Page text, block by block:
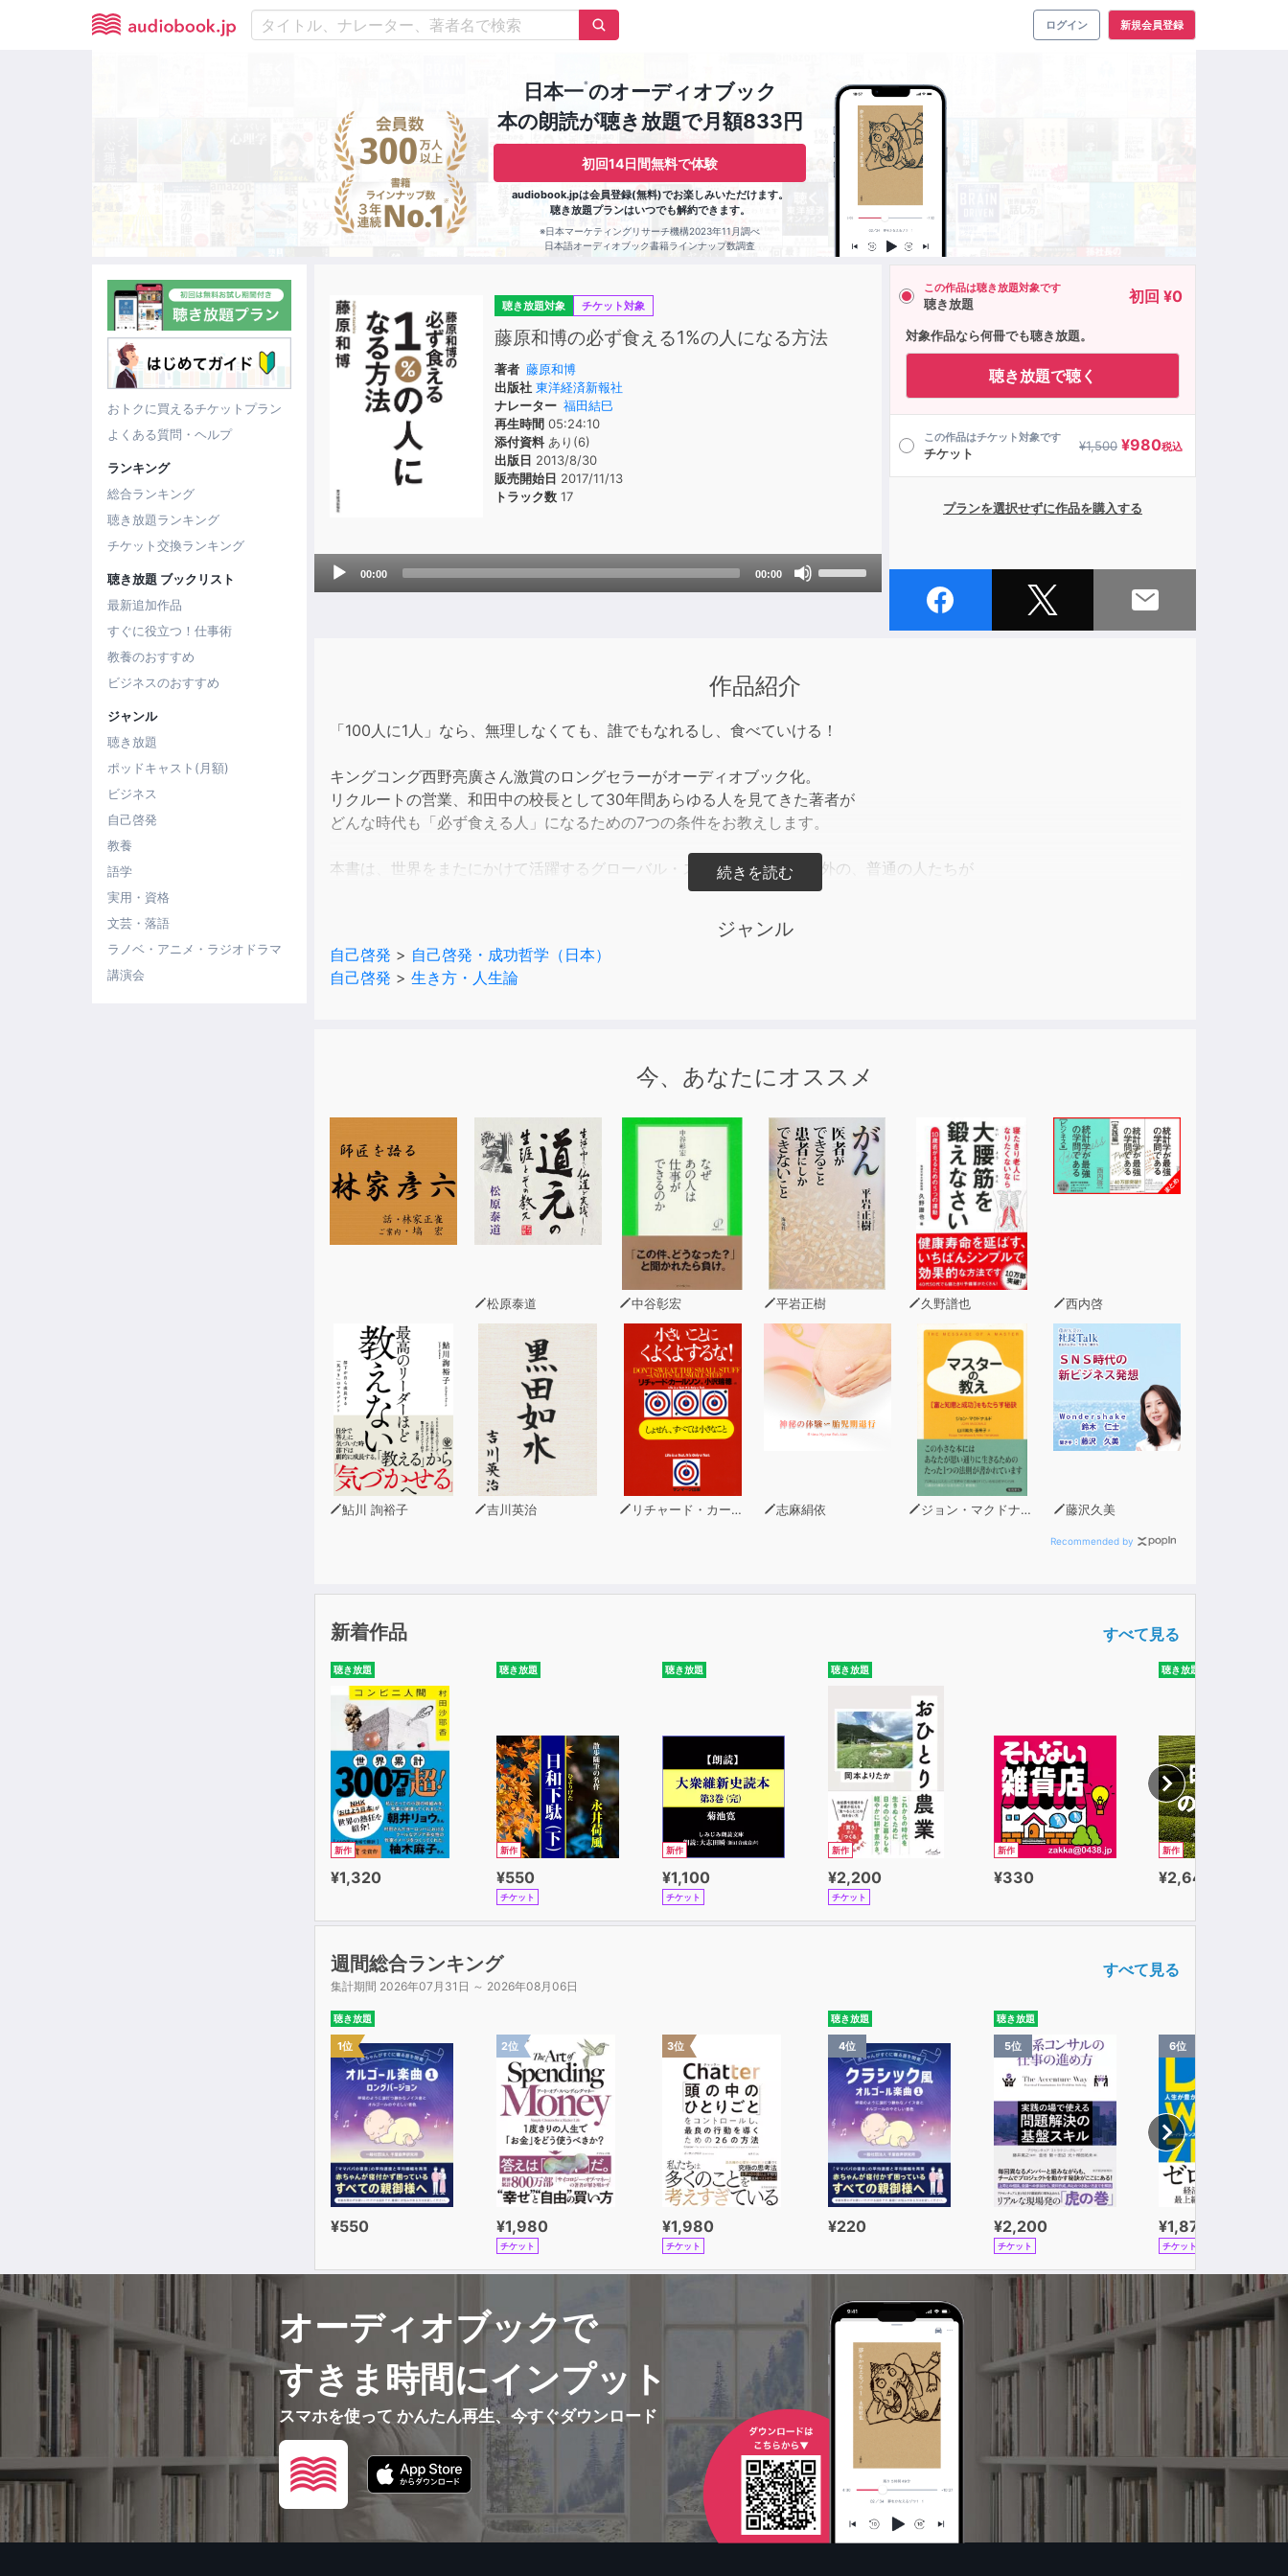
ログイン 新規会員登録
日本一※のオーディオブック
本の朗読が聴き放題で月額833円
初回14日間無料で体験
audiobook.jpは会員登録(無料)でお楽しみいただけます。
聴き放題プランはいつでも解約できます。
※日本マーケティングリサーチ機構2023年11月調べ
日本語オーディオブック書籍ラインナップ数調査
おトクに買えるチケットプラン
よくある質問・ヘルプ
ランキング
総合ランキング
聴き放題ランキング
チケット交換ランキング
聴き放題 ブックリスト
最新追加作品
すぐに役立つ！仕事術
教養のおすすめ
ビジネスのおすすめ
ジャンル
聴き放題
ポッドキャスト(月額)
ビジネス
自己啓発
教養
語学
実用・資格
文芸・落語
ラノベ・アニメ・ラジオドラマ
講演会
聴き放題対象 チケット対象
藤原和博の必ず食える1%の人になる方法
著者 藤原和博
出版社 東洋経済新報社
ナレーター 福田結巳
再生時間 05:24:10
添付資料あり(6)
出版日 2013/8/30
販売開始日 2017/11/13
トラック数 17
Audio
Player
00:00 00:00
decrease
この作品は聴き放題対象です
聴き放題 初回 ¥0
対象作品なら何冊でも聴き放題。
聴き放題で聴く
この作品はチケット対象です
チケット ¥1,500 ¥980税込
プランを選択せずに作品を購入する
作品紹介
「100人に1人」なら、無理しなくても、誰でもなれるし、食べていける！
キングコング西野亮廣さん激賞のロングセラーがオーディオブック化。
リクルートの営業、和田中の校長として30年間あらゆる人を見てきた著者が
どんな時代も「必ず食える人」になるための7つの条件をお教えします。
本書は、世界をまたにかけて活躍するグローバル・スーパーエリート以外の、普通の人たちが
これからの時代を生きていくための方法をわかりやすく紹介した一冊です。
これからの時代、「必ず食える人」であるためにやるべきことは、
1%の人、すなわち「100人に1人」のレアな人になることです。
この本で紹介するたった7つの条件さえクリアできれば、誰でも1%の人になれます。
自分がどのタイプで力を伸ばしていくかを考え、これからの人生を生き抜く力を身につけましょう。
ジャンル
自己啓発 > 自己啓発・成功哲学（日本）
自己啓発 > 生き方・人生論
今、あなたにオススメ
松原泰道 中谷彰宏 平岩正樹 久野譜也 西内啓
鮎川 詢裕子 吉川英治 リチャード・カールソン 志麻絹依 ジョン・マクドナルド 藤沢久美
Recommended by
新着作品 すべて見る
聴き放題
新作
¥1,320
聴き放題
新作
¥550
チケット
聴き放題
新作
¥1,100
チケット
聴き放題
新作
¥2,200
チケット
新作
¥330
聴き放題
新作
¥2,640
週間総合ランキング
集計期間 2026年07月31日 ～ 2026年08月06日
すべて見る
聴き放題
1位
¥550
2位
¥1,980
チケット
3位
¥1,980
チケット
聴き放題
4位
¥220
聴き放題
5位
¥2,200
チケット
6位
¥1,870
チケット
オーディオブックで
すきま時間にインプット
スマホを使って かんたん再生、今すぐダウンロード